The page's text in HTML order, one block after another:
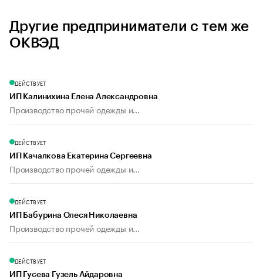
Другие предприниматели с тем же
ОКВЭД
ДЕЙСТВУЕТ
ИП Калинихина Елена Александровна
Производство прочей одежды и...
ДЕЙСТВУЕТ
ИП Качалкова Екатерина Сергеевна
Производство прочей одежды и...
ДЕЙСТВУЕТ
ИП Бабурина Олеся Николаевна
Производство прочей одежды и...
ДЕЙСТВУЕТ
ИП Гусева Гузель Айдаровна